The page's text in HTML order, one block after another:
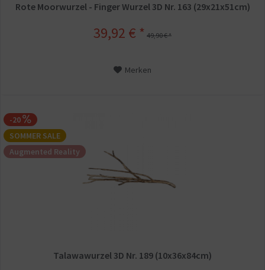
Rote Moorwurzel - Finger Wurzel 3D Nr. 163 (29x21x51cm)
39,92 € * 49,90 € *
Merken
-20
SOMMER SALE
Augmented Reality
Talawawurzel 3D Nr. 189 (10x36x84cm)